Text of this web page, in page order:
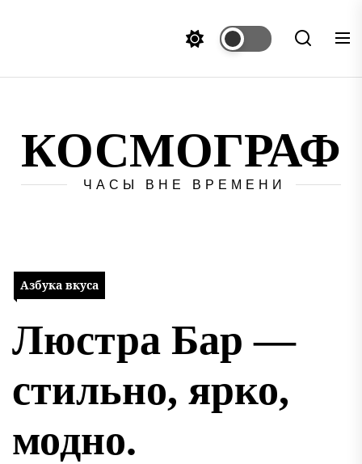
КОСМОГРАФ
ЧАСЫ ВНЕ ВРЕМЕНИ
Азбука вкуса
Люстра Бар —
стильно, ярко,
модно.